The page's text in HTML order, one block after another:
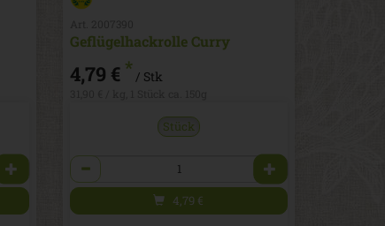
Geflügelhackrolle Curry
4,79 €* / Stk
Stück
Anzahl
4,79 €